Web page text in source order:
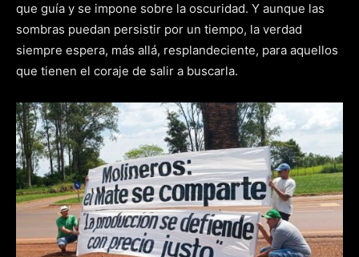
que guía y se impone sobre la oscuridad. Y aunque las
sombras puedan persistir por un tiempo, la verdad
siempre espera, más allá, resplandeciente, para aquellos
que tienen el coraje de salir a buscarla.